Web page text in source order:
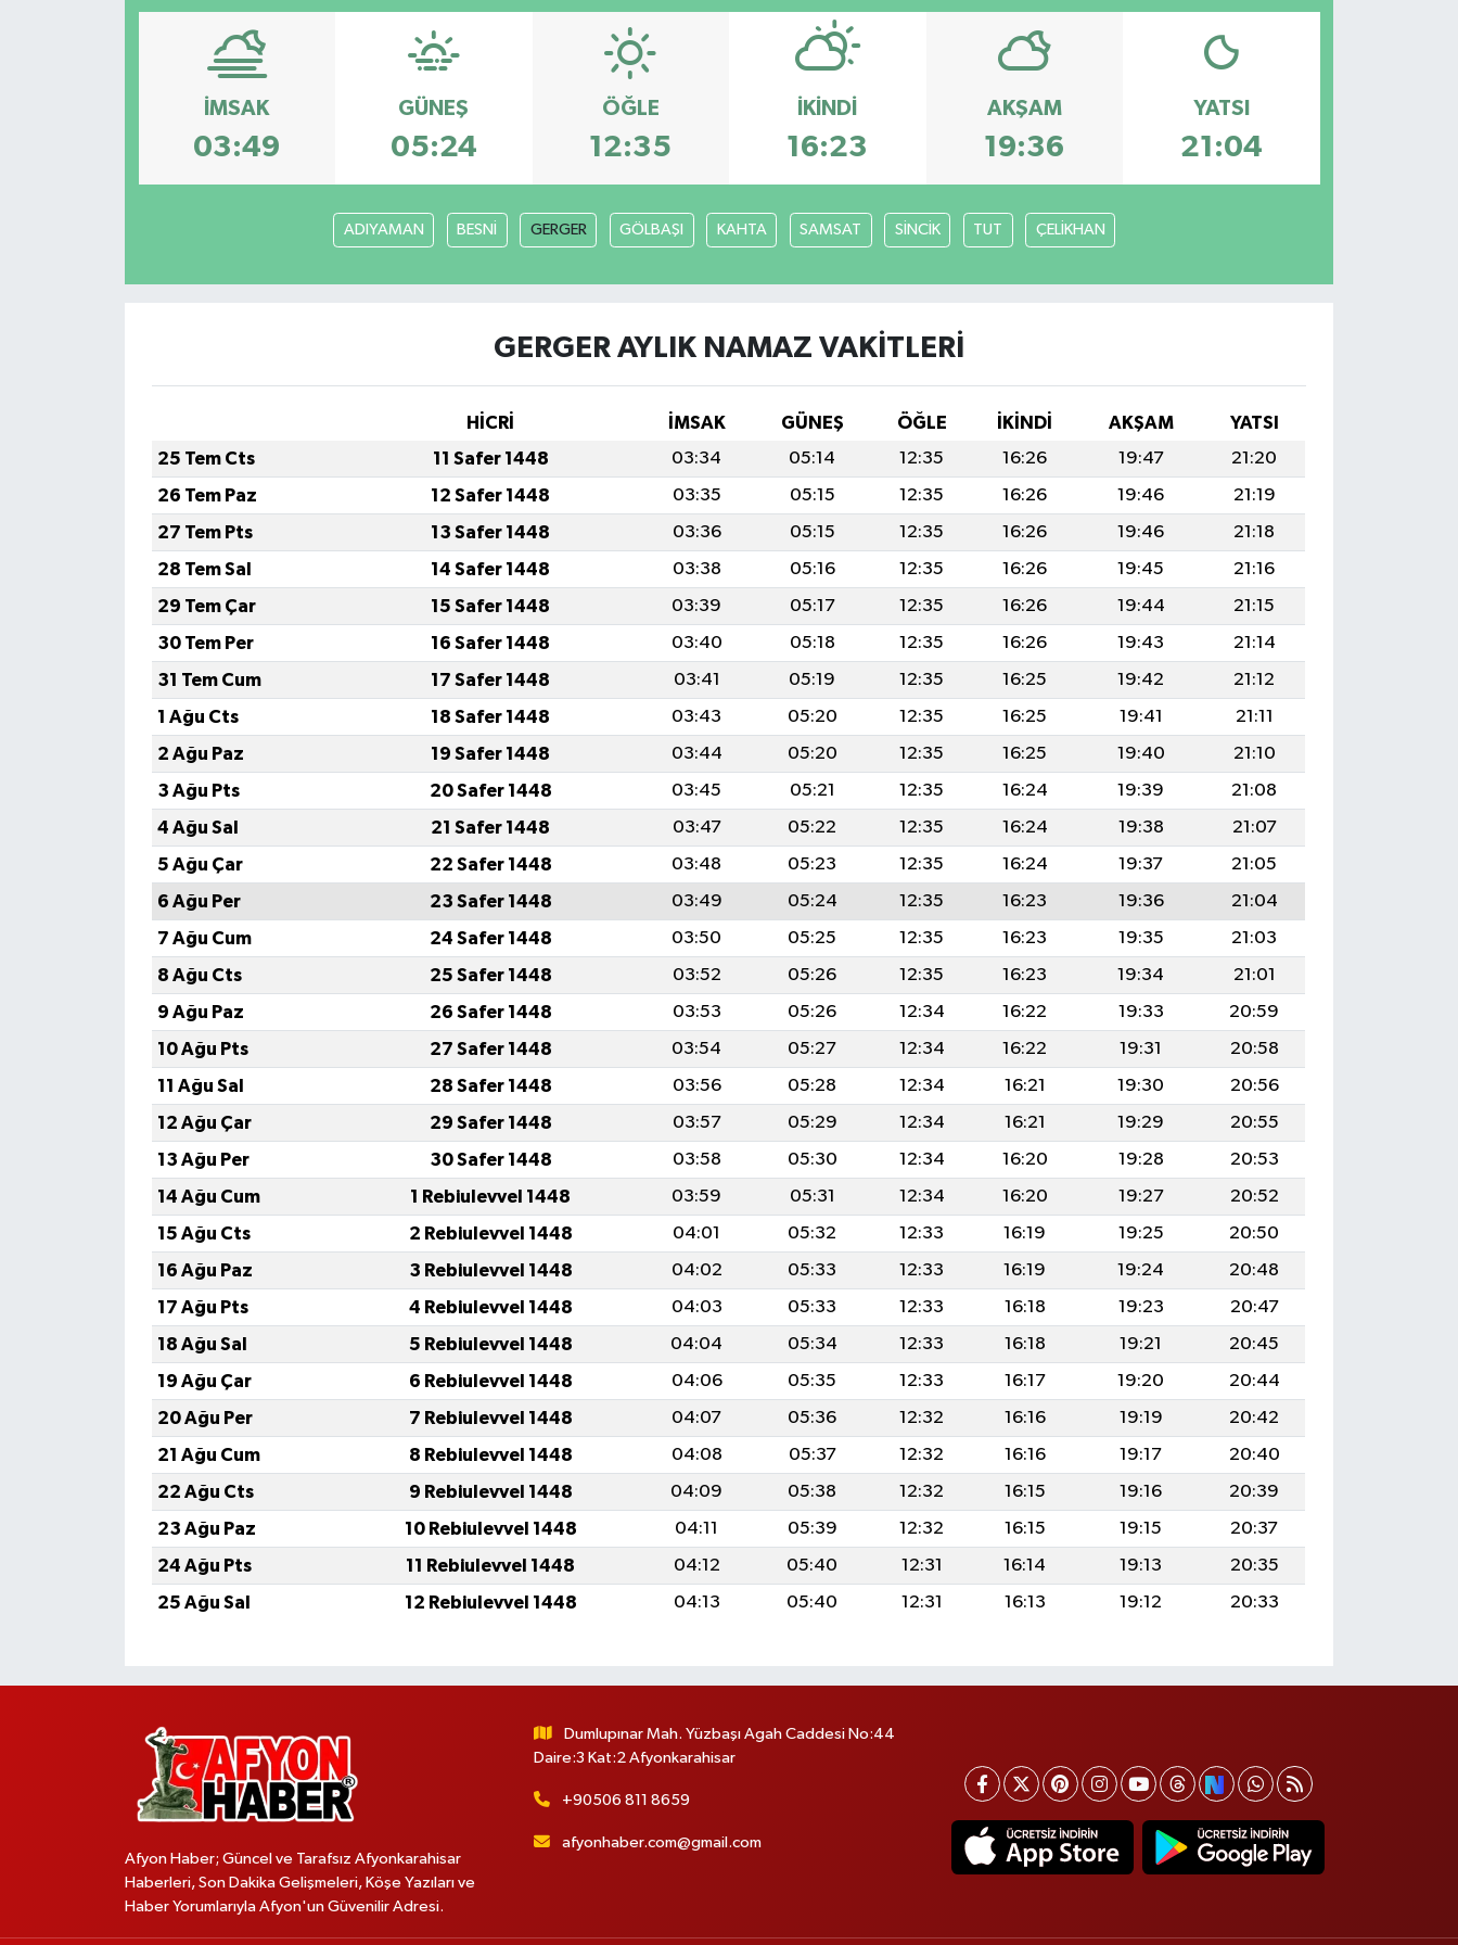
İMSAK
03:49
GÜNEŞ
05:24
ÖĞLE
12:35
İKINDI
16:23
AKŞAM
19:36
YATSI
21:04
ADIYAMAN BESNİ GERGER GÖLBAŞI KAHTA SAMSAT SİNCİK TUT ÇELİKHAN
GERGER AYLIK NAMAZ VAKITLERI
HİCRİ İMSAK GÜNEŞ ÖĞLE İKINDI AKŞAM
YATSI
25 Tem Cts
11 Safer 1448 03:34 05:14 12:35 16:26 19:47
21:20
26 Tem Paz
12 Safer 1448 03:35 05:15 12:35 16:26 19:46
21:19
27 Tem Pts
13 Safer 1448 03:36 05:15 12:35 16:26 19:46
21:18
28 Tem Sal
14 Safer 1448 03:38 05:16 12:35 16:26 19:45
21:16
29 Tem Çar
15 Safer 1448 03:39 05:17 12:35 16:26 19:44
21:15
30 Tem Per
16 Safer 1448 03:40 05:18 12:35 16:26 19:43
21:14
31 Tem Cum
17 Safer 1448 03:41 05:19 12:35 16:25 19:42
21:12
1 Ağu Cts
18 Safer 1448 03:43 05:20 12:35 16:25 19:41
21:11
2 Ağu Paz
19 Safer 1448 03:44 05:20 12:35 16:25 19:40
21:10
3 Ağu Pts
20 Safer 1448 03:45 05:21 12:35 16:24 19:39
21:08
4 Ağu Sal
21 Safer 1448 03:47 05:22 12:35 16:24 19:38
21:07
5 Ağu Çar
22 Safer 1448 03:48 05:23 12:35 16:24 19:37
21:05
6 Ağu Per
23 Safer 1448 03:49 05:24 12:35 16:23 19:36
21:04
7 Ağu Cum
24 Safer 1448 03:50 05:25 12:35 16:23 19:35
21:03
8 Ağu Cts
25 Safer 1448 03:52 05:26 12:35 16:23 19:34
21:01
9 Ağu Paz
26 Safer 1448 03:53 05:26 12:34 16:22 19:33
20:59
10 Ağu Pts
27 Safer 1448 03:54 05:27 12:34 16:22 19:31
20:58
11 Ağu Sal
28 Safer 1448 03:56 05:28 12:34 16:21 19:30
20:56
12 Ağu Çar
29 Safer 1448 03:57 05:29 12:34 16:21 19:29
20:55
13 Ağu Per
30 Safer 1448 03:58 05:30 12:34 16:20 19:28
20:53
14 Ağu Cum
1 Rebiulevvel 1448 03:59 05:31 12:34 16:20 19:27
20:52
15 Ağu Cts
2 Rebiulevvel 1448 04:01 05:32 12:33 16:19 19:25
20:50
16 Ağu Paz
3 Rebiulevvel 1448 04:02 05:33 12:33 16:19 19:24
20:48
17 Ağu Pts
4 Rebiulevvel 1448 04:03 05:33 12:33 16:18 19:23
20:47
18 Ağu Sal
5 Rebiulevvel 1448 04:04 05:34 12:33 16:18 19:21
20:45
19 Ağu Çar
6 Rebiulevvel 1448 04:06 05:35 12:33 16:17 19:20
20:44
20 Ağu Per
7 Rebiulevvel 1448 04:07 05:36 12:32 16:16 19:19
20:42
21 Ağu Cum
8 Rebiulevvel 1448 04:08 05:37 12:32 16:16 19:17
20:40
22 Ağu Cts
9 Rebiulevvel 1448 04:09 05:38 12:32 16:15 19:16
20:39
23 Ağu Paz
10 Rebiulevvel 1448 04:11 05:39 12:32 16:15 19:15
20:37
24 Ağu Pts
11 Rebiulevvel 1448 04:12 05:40 12:31 16:14 19:13
20:35
25 Ağu Sal
12 Rebiulevvel 1448 04:13 05:40 12:31 16:13 19:12 20:33
Afyon Haber; Güncel ve Tarafsız Afyonkarahisar
Haberleri, Son Dakika Gelişmeleri, Köşe Yazıları ve
Haber Yorumlarıyla Afyon'un Güvenilir Adresi.
Dumlupınar Mah. Yüzbaşı Agah Caddesi No:44
Daire:3 Kat:2 Afyonkarahisar
+90506 811 8659
afyonhaber.com@gmail.com